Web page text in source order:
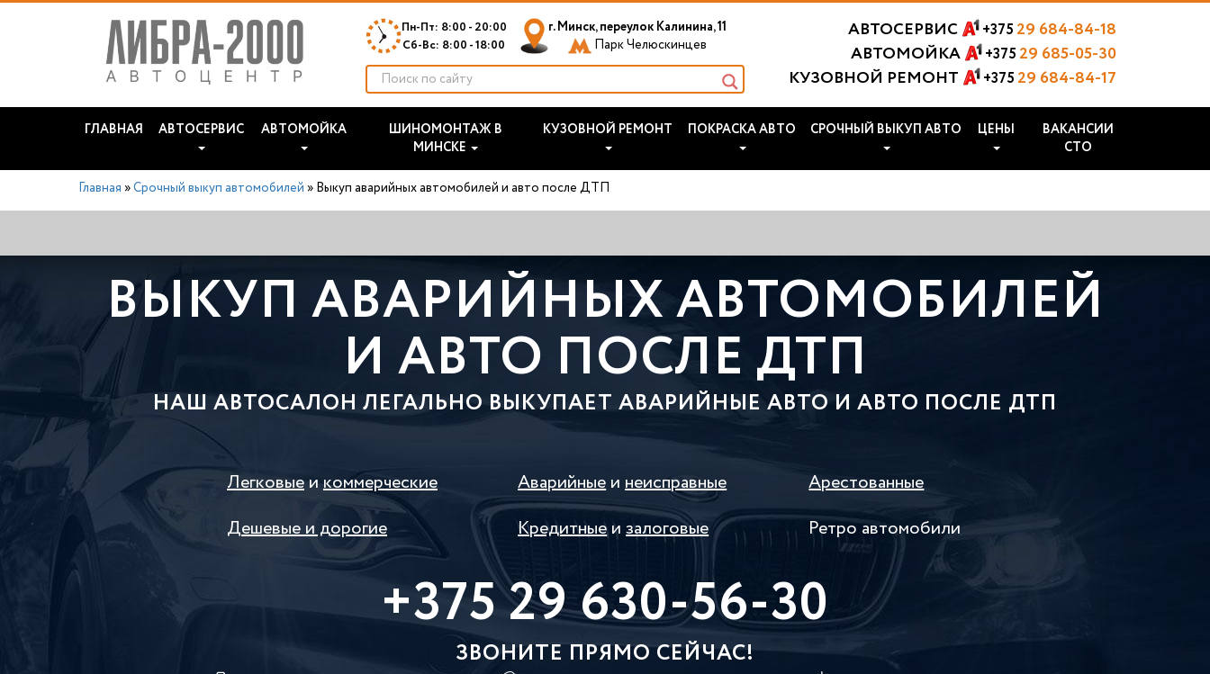
Пн-Пт: 8:00 - 20:00
Сб-Вс: 8:00 - 18:00
г. Минск, переулок Калинина, 11
Парк Челюскинцев
АВТОСЕРВИС +375 29 684-84-18
АВТОМОЙКА
+375 29 685-05-30
КУЗОВНОЙ РЕМОНТ
+375 29 684-84-17
ГЛАВНАЯ АВТОСЕРВИС АВТОМОЙКА
ШИНОМОНТАЖ В
МИНСКЕ
КУЗОВНОЙ РЕМОНТ ПОКРАСКА АВТО СРОЧНЫЙ ВЫКУП АВТО ЦЕНЫ
ВАКАНСИИ
СТО
Главная »Срочный выкуп автомобилей » Выкуп аварийных автомобилей и авто после ДТП
ВЫКУП АВАРИЙНЫХ АВТОМОБИЛЕЙ
И АВТО ПОСЛЕ ДТП
НАШ АВТОСАЛОН ЛЕГАЛЬНО ВЫКУПАЕТ АВАРИЙНЫЕ АВТО И АВТО ПОСЛЕ ДТП
Легковыеи коммерческие
Дешевые и дорогие
Аварийныеинеисправные
Кредитныеизалоговые
Арестованные
Ретро автомобили
+375 29 630-56-30
ЗВОНИТЕ ПРЯМО СЕЙЧАС!